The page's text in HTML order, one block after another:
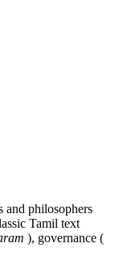
and philosophers
Tamil text
), governance (